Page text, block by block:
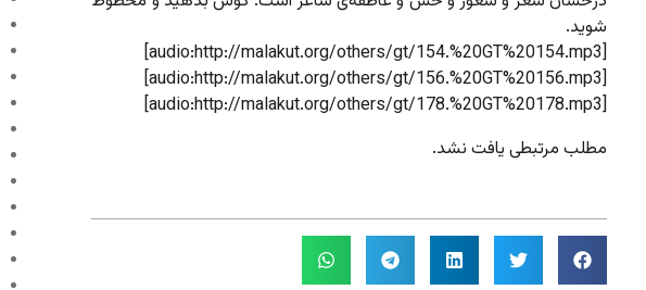
شوید.
[audio:http://malakut.org/others/gt/154.%20GT%20154.mp3]
[audio:http://malakut.org/others/gt/156.%20GT%20156.mp3]
[audio:http://malakut.org/others/gt/178.%20GT%20178.mp3]
مطلب مرتبطی یافت نشد.